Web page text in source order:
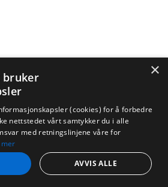
×
bruker
(cookies) for å forbedre
nettstedet vårt samtykker du i alle
med retningslinjene våre for
mer
AVVIS ALLE